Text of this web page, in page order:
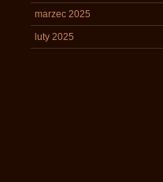
marzec 2025
luty 2025